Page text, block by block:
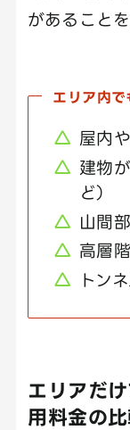
があること
エリア内
屋内
建物
ど）
山間
高層階
トン
エリアだ
用料金の